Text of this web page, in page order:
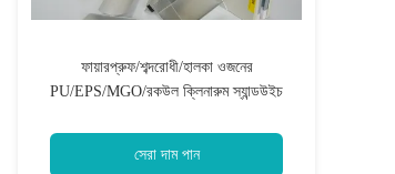
ফায়ারপ্রুফ/শব্দরোধী/হালকা ওজনের
PU/EPS/MGO/রকউল ক্লিনারুম স্যান্ডউইচ
সেরা দাম পান